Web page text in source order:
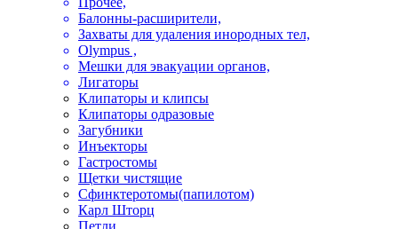
Балонны-расширители,
Захваты для удаления инородных тел,
Olympus ,
Мешки для эвакуации органов,
Лигаторы
Клипаторы и клипсы
Клипаторы одразовые
Загубники
Инъекторы
Гастростомы
Щетки чистящие
Сфинктеротомы(папилотом)
Карл Шторц
Петли